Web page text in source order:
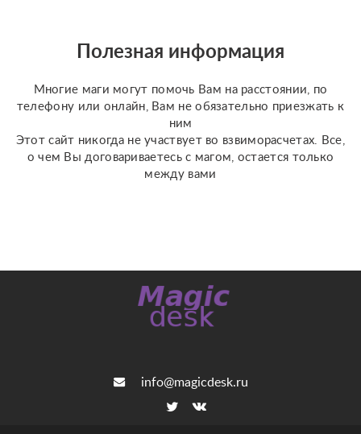
Полезная информация
Многие маги могут помочь Вам на расстоянии, по
телефону или онлайн, Вам не обязательно приезжать к
ним
Этот сайт никогда не участвует во взвиморасчетах. Все,
о чем Вы договариваетесь с магом, остается только
между вами
info@magicdesk.ru